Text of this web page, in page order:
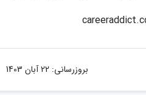
بروزرسانی: 22 آبان 1403